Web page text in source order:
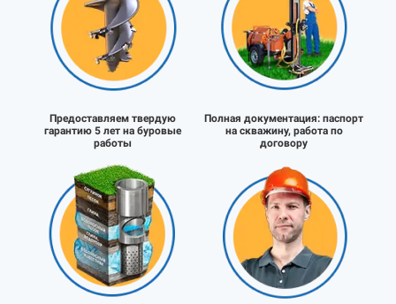
Предоставляем твердую
гарантию 5 лет на буровые
работы
Полная документация: паспорт
на скважину, работа по
договору